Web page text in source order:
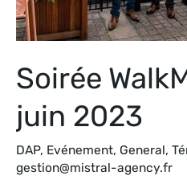
Soirée
juin 2023
DAP, Evénement, General,
gestion@mistral-agency.fr